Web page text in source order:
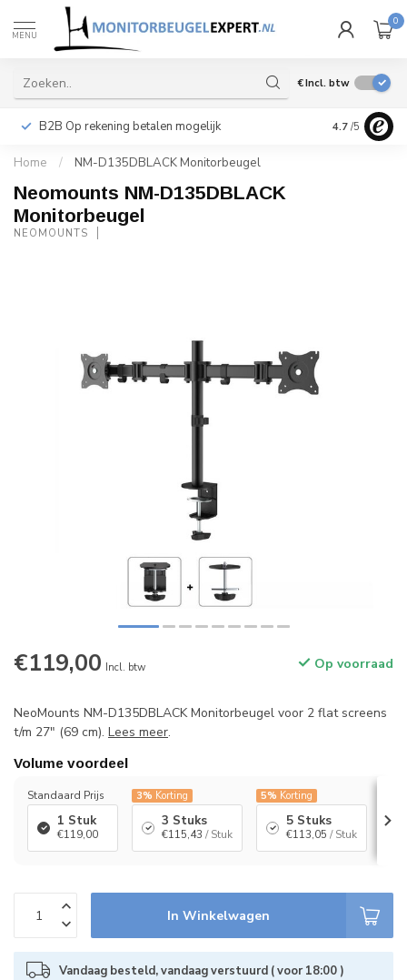
MENU
0
€Incl. btw
B2B Op rekening betalen mogelijk Levering
4.7 /5
Home / NM-D135DBLACK Monitorbeugel
Neomounts NM-D135DBLACK
Monitorbeugel
NEOMOUNTS
€119,00 Incl. btw Op voorraad
NeoMounts NM-D135DBLACK Monitorbeugel voor 2 flat screens
t/m 27" (69 cm). Lees meer.
Volume voordeel
Standaard Prijs
1 Stuk
€119,00
3% Korting
3 Stuks
€115,43 / Stuk
5% Korting
5 Stuks
€113,05 / Stuk
In Winkelwagen
Vandaag besteld, vandaag verstuurd ( voor 18:00 )